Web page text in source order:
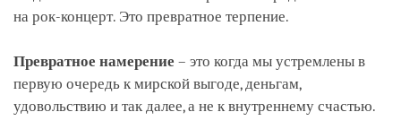
на рок-концерт. Это превратное терпение.
Превратное намерение – это когда мы устремлены в
первую очередь к мирской выгоде, деньгам,
удовольствию и так далее, а не к внутреннему счастью.